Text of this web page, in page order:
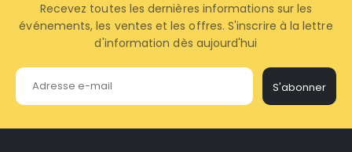
Recevez toutes les dernières informations sur les
événements, les ventes et les offres. S'inscrire à la lettre
d'information dès aujourd'hui
S'abonner